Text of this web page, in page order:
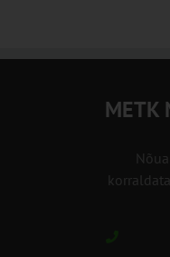
METK